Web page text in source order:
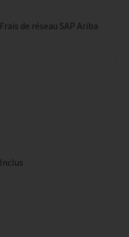
Frais de réseau SAP Ariba
Inclus